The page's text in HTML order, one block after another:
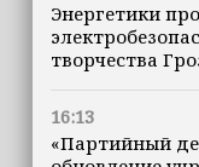
Энергетики
творчества
16:13
«Партийный